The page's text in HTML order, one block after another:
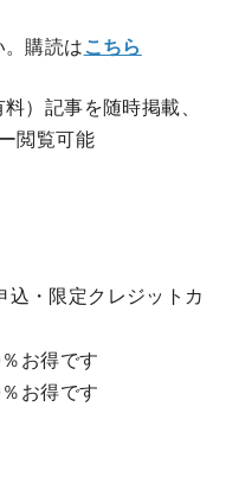
購読はこちら
）記事を随時掲載、
閲覧可能
・限定クレジットカ
お得です
お得です